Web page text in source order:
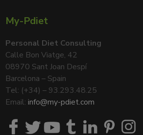
My-Pdiet
Personal Diet Consulting
Calle Bon Viatge, 42
08970 Sant Joan Despí
Barcelona – Spain
Tel: (+34) – 93.293.48.25
Email:info@my-pdiet.com